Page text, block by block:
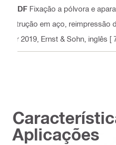
PDF Fixação a pólvora e
strução em aço, reimpressão
er 2019, Ernst & Sohn , inglês [
Aplicações